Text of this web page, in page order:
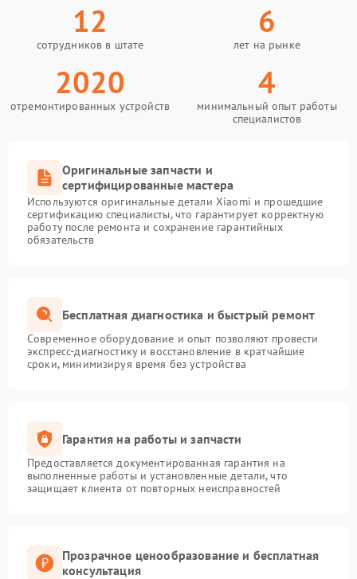
12
сотрудников в штате
6
лет на рынке
2020
отремонтированных устройств
4
минимальный опыт работы
специалистов
Оригинальные запчасти и
сертифицированные мастера
Используются оригинальные детали Xiaomi и прошедшие
сертификацию специалисты, что гарантирует корректную
работу после ремонта и сохранение гарантийных
обязательств
Бесплатная диагностика и быстрый ремонт
Современное оборудование и опыт позволяют провести
экспресс-диагностику и восстановление в кратчайшие
сроки, минимизируя время без устройства
Гарантия на работы и запчасти
Предоставляется документированная гарантия на
выполненные работы и установленные детали, что
защищает клиента от повторных неисправностей
Прозрачное ценообразование и бесплатная
консультация